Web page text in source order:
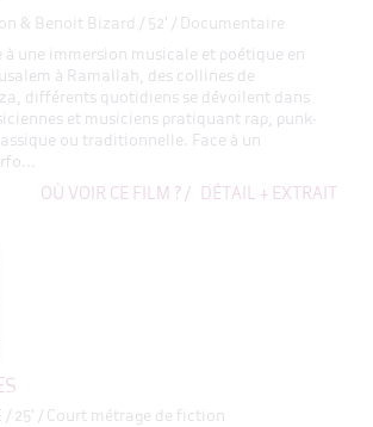
& Benoit Bizard / 52' / Documentaire
une immersion musicale et poétique en
à Ramallah, des collines de
différents quotidiens se dévoilent dans
et musiciens pratiquant rap, punk-
ou traditionnelle. Face à un
OÙ VOIR CE FILM ? / DÉTAIL + EXTRAIT
/ 25' / Court métrage de fiction